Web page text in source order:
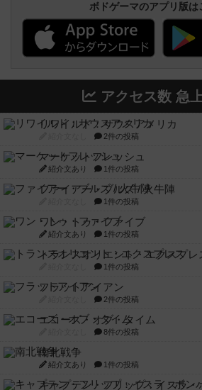
ボドゲーマのアプリ版は
アクセス数 急
リワイルド：サウスアメリカ
2件の投稿
マーケットフレッシュ
紹介文あり 1件の投稿
ファイアー・ブルズ / 火牛陣
1件の投稿
ワン・トゥ・ファイブ
紹介文あり 1件の投稿
トランスオリエント・エクスプレ
1件の投稿
フラットアイアン
2件の投稿
エコーズ・オブ・タイム
8件の投稿
南北戦争
紹介文あり 1件の投稿
キャプテン・フリップ：イスラ・